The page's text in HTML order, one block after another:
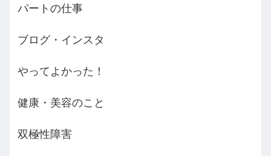
パートの仕事
ブログ・インスタ
やってよかった！
健康・美容のこと
双極性障害